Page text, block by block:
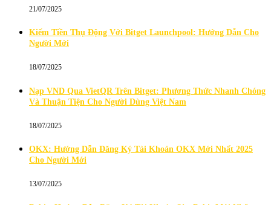
21/07/2025
Kiếm Tiền Thụ Động Với Bitget Launchpool: Hướng Dẫn Cho
Người Mới
18/07/2025
Nạp VND Qua VietQR Trên Bitget: Phương Thức Nhanh Chóng
Và Thuận Tiện Cho Người Dùng Việt Nam
18/07/2025
OKX: Hướng Dẫn Đăng Ký Tài Khoản OKX Mới Nhất 2025
Cho Người Mới
13/07/2025